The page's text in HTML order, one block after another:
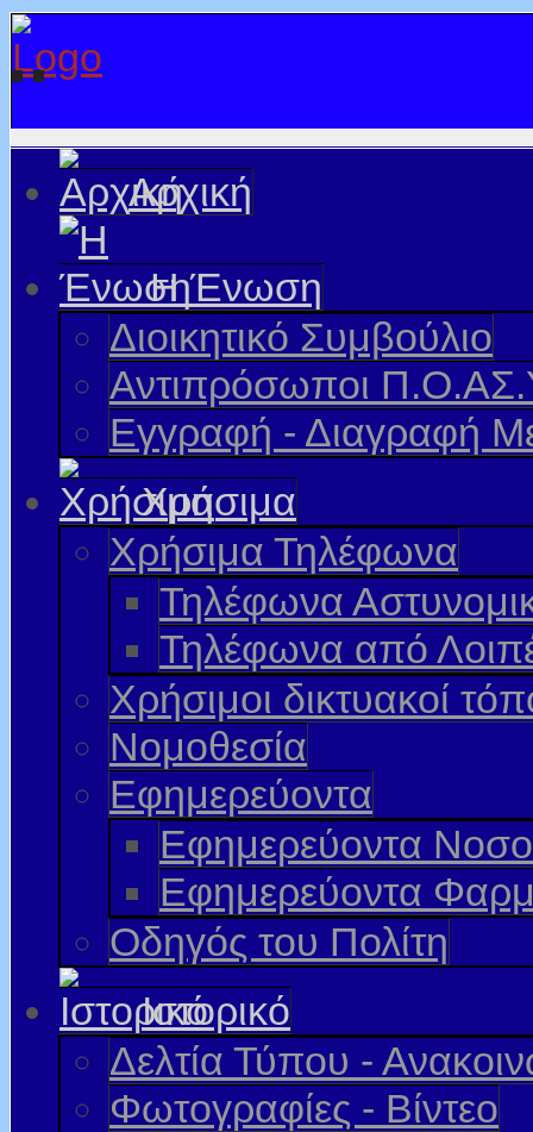
Αρχική
Η Ένωση
Διοικητικό Συμβούλιο
Αντιπρόσωποι
Εγγραφή - Διαγραφή
Χρήσιμα
Χρήσιμα Τηλέφωνα
Τηλέφωνα
Τηλέφωνα από
Χρήσιμοι δικτυακοί
Νομοθεσία
Εφημερεύοντα
Εφημερεύοντα
Εφημερεύοντα
Οδηγός του Πολίτη
Ιστορικό
Δελτία Τύπου -
Φωτογραφίες - Βίντεο